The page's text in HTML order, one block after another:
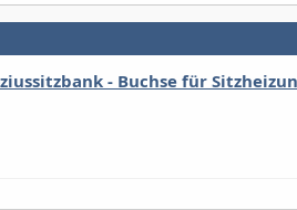
- Buchse für